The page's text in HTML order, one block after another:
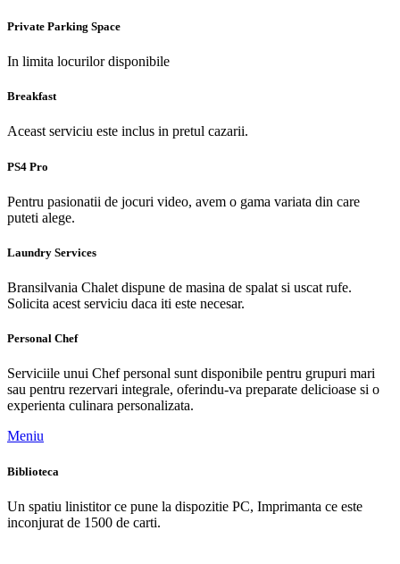
Private Parking Space
In limita locurilor disponibile
Breakfast
Aceast serviciu este inclus in pretul cazarii.
PS4 Pro
Pentru pasionatii de jocuri video, avem o gama variata din care
puteti alege.
Laundry Services
Bransilvania Chalet dispune de masina de spalat si uscat rufe.
Solicita acest serviciu daca iti este necesar.
Personal Chef
Serviciile unui Chef personal sunt disponibile pentru grupuri mari
sau pentru rezervari integrale, oferindu-va preparate delicioase si o
experienta culinara personalizata.
Meniu
Biblioteca
Un spatiu linistitor ce pune la dispozitie PC, Imprimanta ce este
inconjurat de 1500 de carti.